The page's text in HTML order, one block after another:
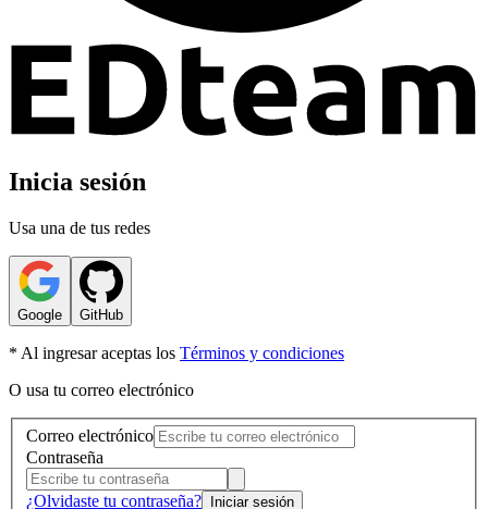
Inicia sesión
Usa una de tus redes
Google GitHub
* Al ingresar aceptas los Términos y condiciones
O usa tu correo electrónico
Correo electrónico
Contraseña
¿Olvidaste tu contraseña? Iniciar sesión